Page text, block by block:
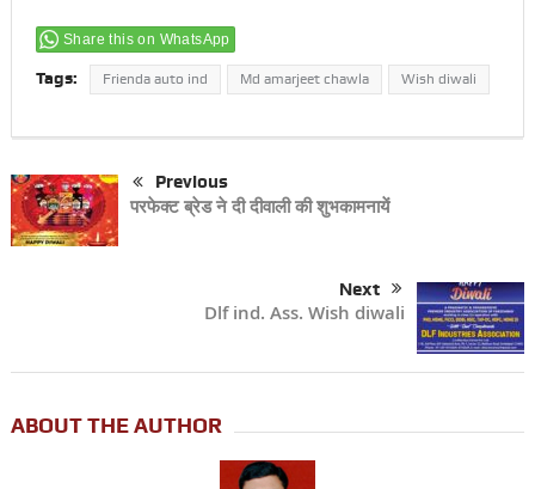
Share this on WhatsApp
Tags: Frienda auto ind Md amarjeet chawla Wish diwali
Previous
परफेक्ट ब्रेड ने दी दीवाली की शुभकामनायें
Next
Dlf ind. Ass. Wish diwali
ABOUT THE AUTHOR